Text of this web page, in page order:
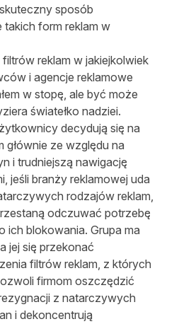
sposób
form reklam w
reklam w jakiejkolwiek
i agencje reklamowe
w stopę, ale być może
światełko nadziei.
decydują się na
ze względu na
i trudniejszą nawigację
jeśli branży reklamowej uda
rodzajów reklam,
odczuwać potrzebę
ich blokowania. Grupa ma
jej się przekonać
filtrów reklam, z których
firmom oszczędzić
z natarczywych
i dekoncentrują